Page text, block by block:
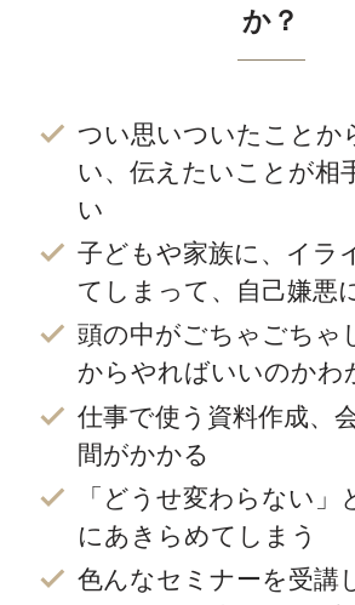
か？
つい思いついたことか
い、伝えたいことが相
い
子どもや家族に、イラ
てしまって、自己嫌悪
頭の中がごちゃごちゃ
からやればいいのかわ
仕事で使う資料作成、
間がかかる
「どうせ変わらない」
にあきらめてしまう
色んなセミナーを受講